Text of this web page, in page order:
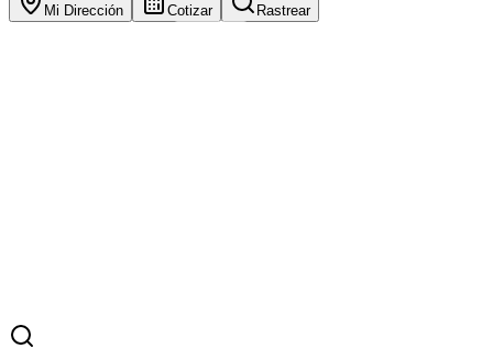
Mi Dirección Cotizar Rastrear